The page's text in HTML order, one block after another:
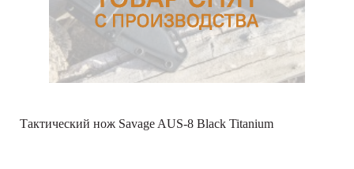
Тактический нож Savage AUS-8 Black Titanium